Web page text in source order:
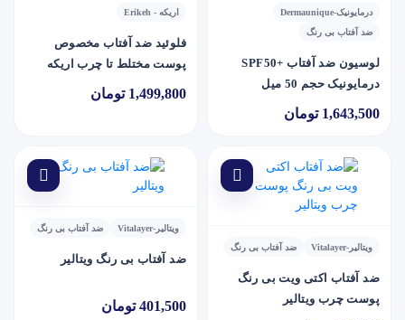
درمایونیک-Dermaunique
ضد آفتاب بی رنگ
لوسیون ضد آفتاب +SPF50
درمایونیک حجم 50 میل
1,643,500 تومان
اریکه - Erikeh
فلوئید ضد آفتاب مخصوص
پوست مختلط تا چرب اریکه
1,499,800 تومان
ویتالیر-Vitalayer ضد آفتاب بی رنگ
ضد آفتاب اکتی ویت بی رنگ
پوست چرب ویتالیر
ویتالیر-Vitalayer ضد آفتاب بی رنگ
ضد آفتاب بی رنگ ویتالیر
401,500 تومان